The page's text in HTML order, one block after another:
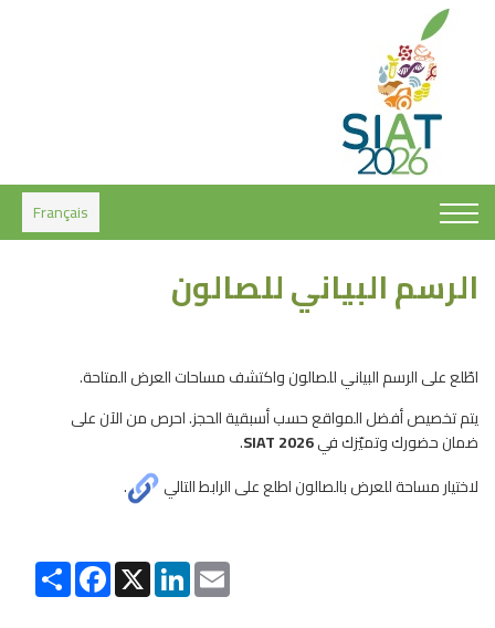
Français
الرسم البياني للصالون
اطّلع على الرسم البياني للصالون واكتشف مساحات العرض المتاحة.
يتم تخصيص أفضل المواقع حسب أسبقية الحجز. احرص من الآن على
ضمان حضورك وتميّزك في
.
لاختيار مساحة للعرض بالصالون اطلع على الرابط التالي
.
Partager
Facebook X
LinkedInEmail